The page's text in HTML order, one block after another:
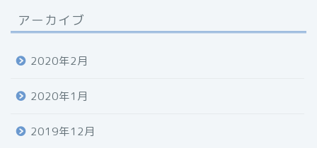
アーカイブ
2020年2月
2020年1月
2019年12月